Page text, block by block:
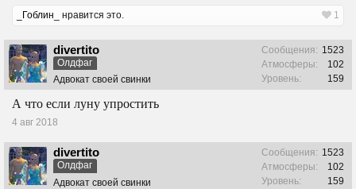
_Гоблин_ нравится это. 1
divertito
Олдфаг
Адвокат своей свинки
Сообщения: 1523
Атмосферы:
102
Уровень:
159
А что если луну упростить
4 авг 2018
divertito
Олдфаг
Адвокат своей свинки
Сообщения: 1523
Атмосферы:
102
Уровень:
159